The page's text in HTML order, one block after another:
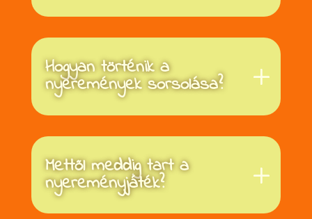
Hogyan történik a
nyeremények sorsolása?
Mettől meddig tart a
nyereményjáték?